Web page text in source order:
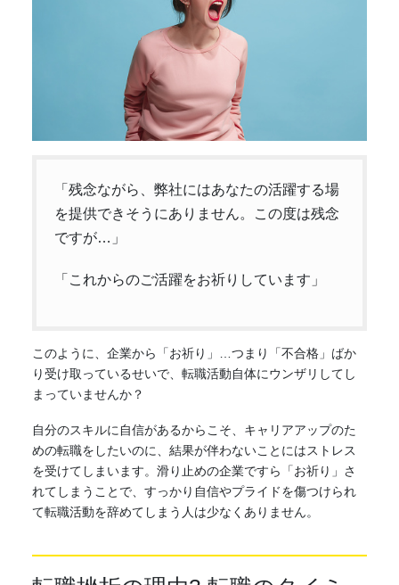
「残念ながら、弊社にはあなたの活躍する場
を提供できそうにありません。この度は残念
ですが…」
「これからのご活躍をお祈りしています」
このように、企業から「お祈り」…つまり「不合格」ばか
り受け取っているせいで、転職活動自体にウンザリしてし
まっていませんか？
自分のスキルに自信があるからこそ、キャリアアップのた
めの転職をしたいのに、結果が伴わないことにはストレス
を受けてしまいます。滑り止めの企業ですら「お祈り」さ
れてしまうことで、すっかり自信やプライドを傷つけられ
て転職活動を辞めてしまう人は少なくありません。